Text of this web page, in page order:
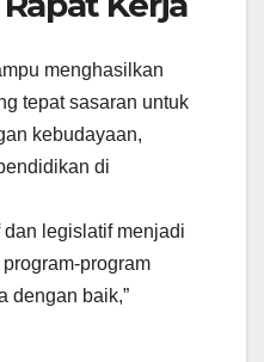
menghasilkan
tepat sasaran untuk
kebudayaan,
di
dan legislatif menjadi
program
dengan baik,”